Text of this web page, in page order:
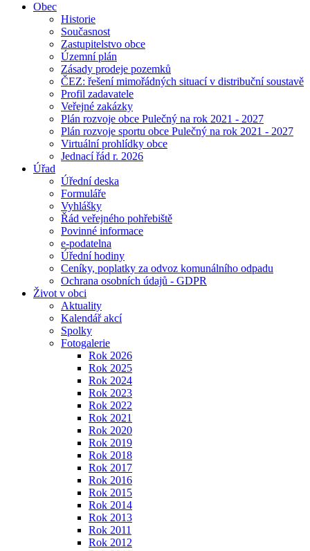
Obec
Historie
Současnost
Zastupitelstvo obce
Územní plán
Zásady prodeje pozemků
ČEZ: řešení mimořádných situací v distribuční soustavě
Profil zadavatele
Veřejné zakázky
Plán rozvoje obce Pulečný na rok 2021 - 2027
Plán rozvoje sportu obce Pulečný na rok 2021 - 2027
Virtuální prohlídky obce
Jednací řád r. 2026
Úřad
Úřední deska
Formuláře
Vyhlášky
Řád veřejného pohřebiště
Povinné informace
e-podatelna
Úřední hodiny
Ceníky, poplatky za odvoz komunálního odpadu
Ochrana osobních údajů - GDPR
Život v obci
Aktuality
Kalendář akcí
Spolky
Fotogalerie
Rok 2026
Rok 2025
Rok 2024
Rok 2023
Rok 2022
Rok 2021
Rok 2020
Rok 2019
Rok 2018
Rok 2017
Rok 2016
Rok 2015
Rok 2014
Rok 2013
Rok 2011
Rok 2012